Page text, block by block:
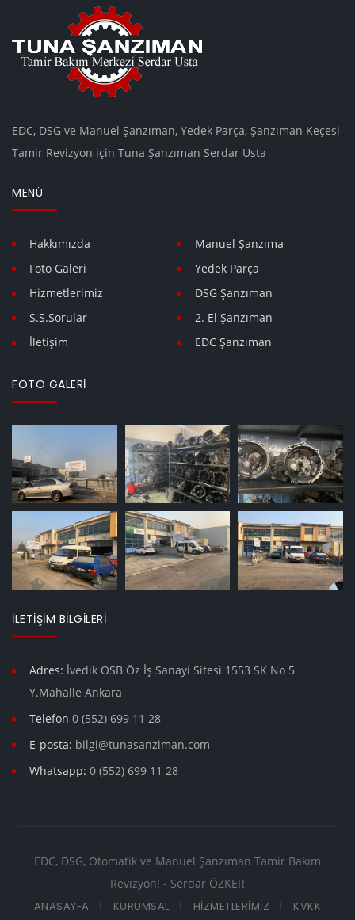
EDC, DSG ve Manuel Şanzıman, Yedek Parça, Şanzıman Keçesi
Tamir Revizyon için Tuna Şanzıman Serdar Usta
MENÜ
Hakkımızda
Manuel Şanzıma
Foto Galeri
Yedek Parça
Hizmetlerimiz
DSG Şanzıman
S.S.Sorular
2. El Şanzıman
İletişim
EDC Şanzıman
FOTO GALERI
İLETIŞIM BILGILERI
Adres: İvedik OSB Öz İş Sanayi Sitesi 1553 SK No 5
Y.Mahalle Ankara
Telefon 0 (552) 699 11 28
E-posta: bilgi@tunasanziman.com
Whatsapp: 0 (552) 699 11 28
EDC, DSG, Otomatik ve Manuel Şanzıman Tamir Bakım
Revizyon! - Serdar ÖZKER
ANASAYFA
KURUMSAL HIZMETLERIMIZ KVKK